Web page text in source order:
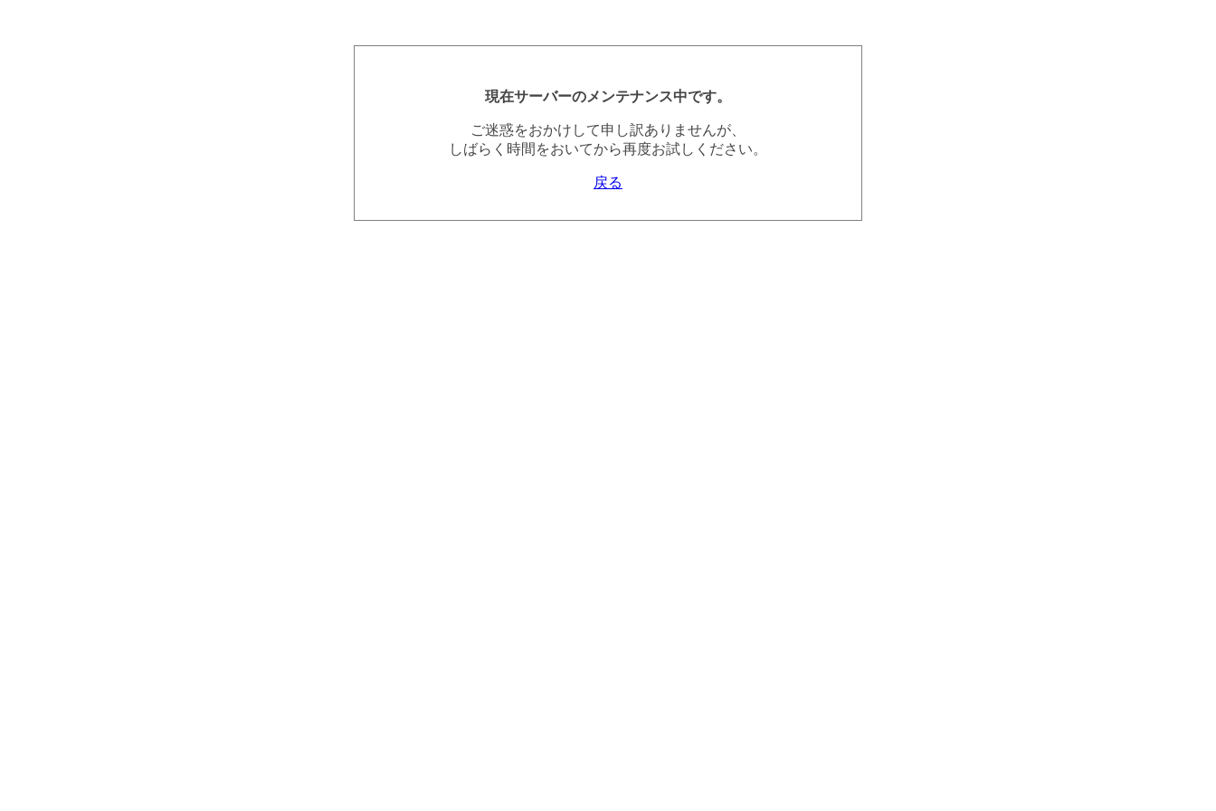
現在サーバーのメンテナンス中です。
ご迷惑をおかけして申し訳ありませんが、
しばらく時間をおいてから再度お試しください。
戻る